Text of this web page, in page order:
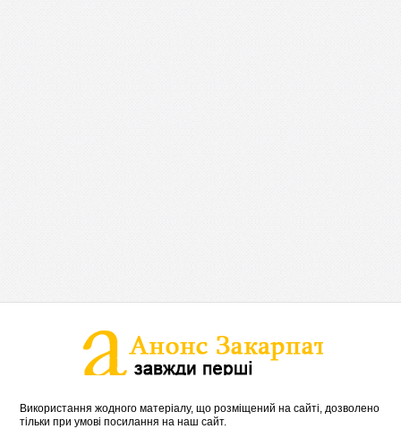
Використання жодного матеріалу, що розміщений на сайті, дозволено
тільки при умові посилання на наш сайт.